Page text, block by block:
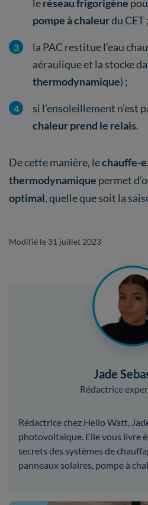
leréseau frigorigène
pompe à chaleurdu CET ;
la PAC restitue l’eau
aéraulique et la stocke
thermodynamique) ;
si l’ensoleillement n’est
chaleur prend le relais.
De cette manière, lechauffe-
thermodynamique permet
optimal, quelle que soit la
Modifié le 31 juillet 2023
Jade
Rédactrice
Rédactrice chez Hello Watt,
photovoltaïque. Elle vous livre
secrets des systèmes de
panneaux solaires, pompe à